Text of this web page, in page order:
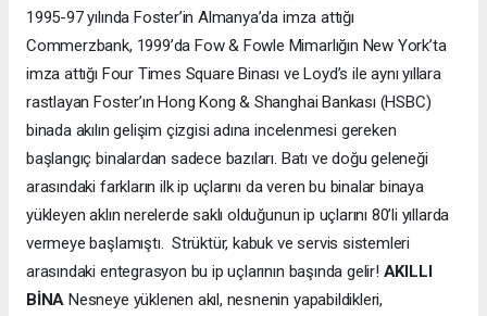
1995-97 yılında Foster’in Almanya’da imza attığı
Commerzbank, 1999’da Fow & Fowle Mimarlığın New York’ta
imza attığı Four Times Square Binası ve Loyd’s ile aynı yıllara
rastlayan Foster’ın Hong Kong & Shanghai Bankası (HSBC)
binada akılın gelişim çizgisi adına incelenmesi gereken
başlangıç binalardan sadece bazıları. Batı ve doğu geleneği
arasındaki farkların ilk ip uçlarını da veren bu binalar binaya
yükleyen aklın nerelerde saklı olduğunun ip uçlarını 80’li yıllarda
vermeye başlamıştı. Strüktür, kabuk ve servis sistemleri
arasındaki entegrasyon bu ip uçlarının başında gelir! AKILLI
BİNA Nesneye yüklenen akıl, nesnenin yapabildikleri,